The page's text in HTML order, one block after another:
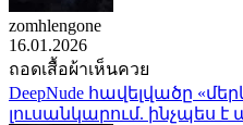
zomhlengone
16.01.2026
ถอดเสื้อผ้าเห็นควย
DeepNude հավելվածը
լուսանկարում. ինչպես է